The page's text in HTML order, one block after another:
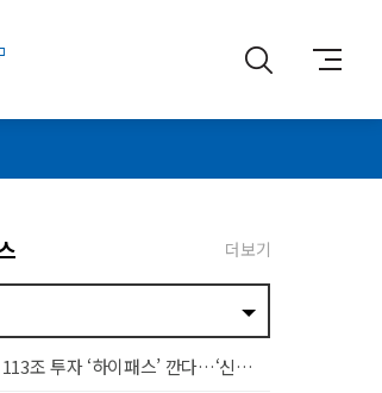
더보기
‘하이패스’ 깐다…‘신속 지원·전략 대응 추진단’ 가동